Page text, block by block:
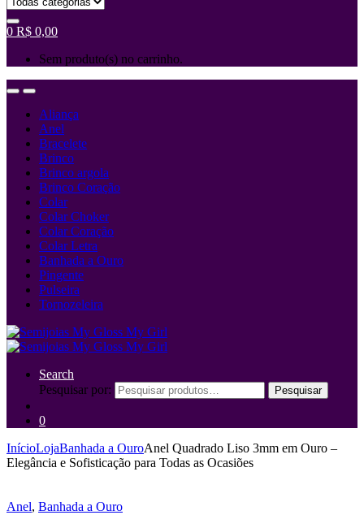
0 R$ 0,00
Sem produto(s) no carrinho.
Aliança
Anel
Bracelete
Brinco
Brinco argola
Brinco Coração
Colar
Colar Choker
Colar Coração
Colar Letra
Banhada a Ouro
Pingente
Pulseira
Tornozeleira
Search
Pesquisar por:
Pesquisar
0
InícioLojaBanhada a OuroAnel Quadrado Liso 3mm em Ouro –
Elegância e Sofisticação para Todas as Ocasiões
Anel, Banhada a Ouro